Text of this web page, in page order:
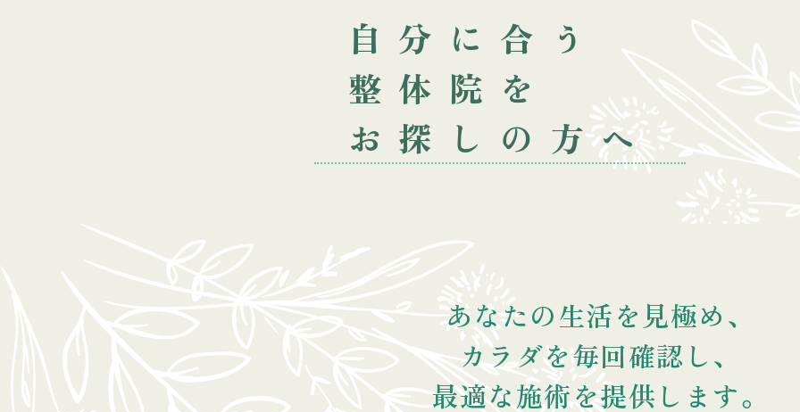
自分に合う
整体院を
お探しの方へ
あなたの生活を見極め、
カラダを毎回確認し、
最適な施術を提供します。